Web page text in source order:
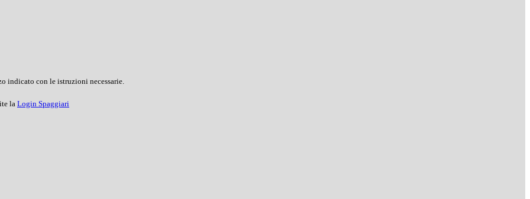
indicato con le istruzioni necessarie.
la Login Spaggiari